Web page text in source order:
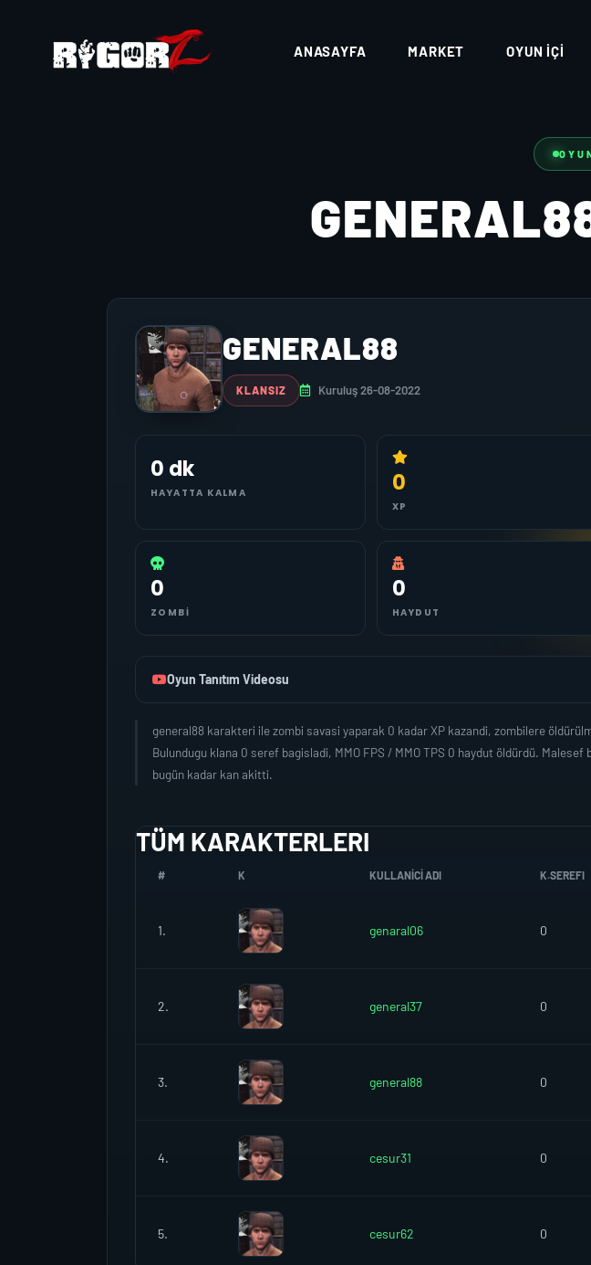
ANASAYFA MARKET OYUN İÇI
GENERAL88
KLANSIZ Kuruluş 26-08-2022
0 dk
HAYATTA KALMA 0
XP
0
ZOMBI
0
HAYDUT
Oyun Tanıtım Videosu
general88 karakteri ile zombi savasi yaparak 0 kadar XP kazandi, zombilere
Bulundugu klana 0 seref bagisladi, MMO FPS / MMO TPS 0 haydut öldürdü.
bugün kadar kan akitti.
TÜM KARAKTERLERI
# K KULLANICI ADI K.SEREFI
1. genaral06 0
2. general37 0
3. general88 0
4. cesur31 0
5. cesur62 0